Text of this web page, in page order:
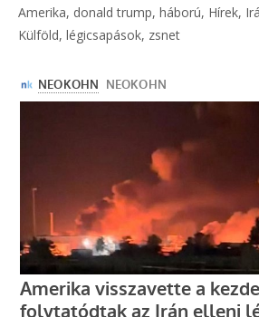
Amerika, donald trump, háború, Hírek,
Külföld, légicsapások, zsnet